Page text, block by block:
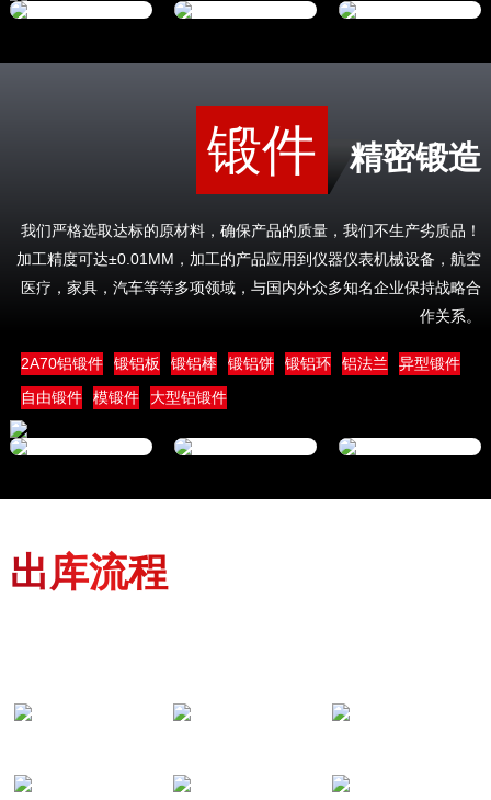
锻件 精密锻造
我们严格选取达标的原材料，确保产品的质量，我们不生产劣质品！
加工精度可达±0.01MM，加工的产品应用到仪器仪表机械设备，航空
医疗，家具，汽车等等多项领域，与国内外众多知名企业保持战略合
作关系。
2A70铝锻件 锻铝板 锻铝棒 锻铝饼 锻铝环 铝法兰
异型锻件
自由锻件
模锻件 大型铝锻件
出库流程